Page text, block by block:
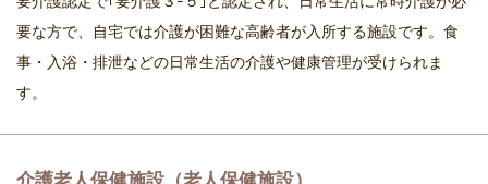
要な方で、自宅では介護が困難な高齢者が入所する施設です。食
事・入浴・排泄などの日常生活の介護や健康管理が受けられま
す。
介護老人保健施設（老人保健施設）